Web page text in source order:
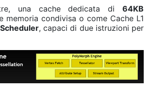
una cache dedicata di 64KB
memoria condivisa o come Cache L1
, capaci di due istruzioni per